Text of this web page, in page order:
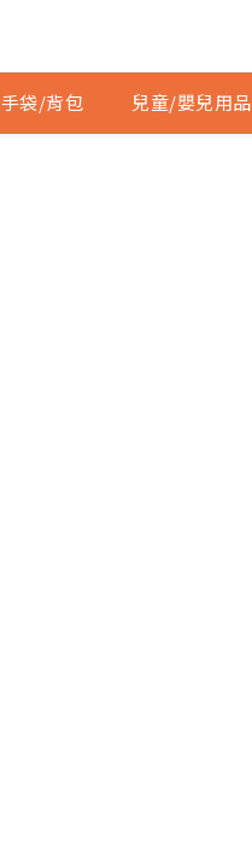
手袋/背包 兒童/嬰兒用品